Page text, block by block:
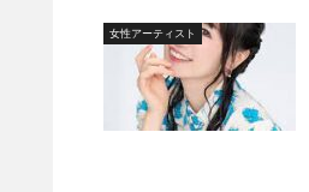
女性アーティスト